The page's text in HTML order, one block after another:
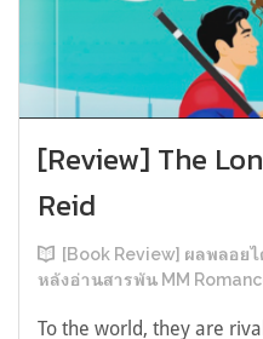
[Review] The
Reid
[Book Review] ผลพลอย
หลังอ่านสารพัน MM
To the world, they are